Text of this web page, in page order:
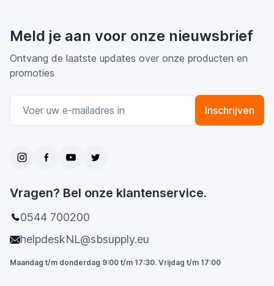
Meld je aan voor onze nieuwsbrief
Ontvang de laatste updates over onze producten en
promoties
Inschrijven
Vragen? Bel onze klantenservice.
0544 700200
helpdeskNL@sbsupply.eu
Maandag t/m donderdag 9:00 t/m 17:30. Vrijdag t/m 17:00